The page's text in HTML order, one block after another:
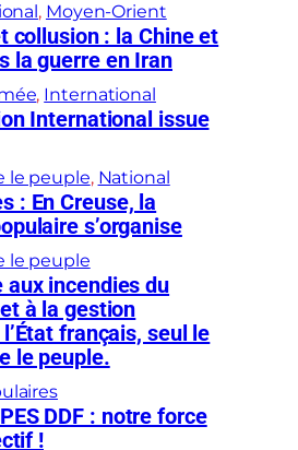
, Moyen-Orient
collusion : la Chine et
la guerre en Iran
, International
International issue
le peuple, National
: En Creuse, la
s’organise
le peuple
aux incendies du
à la gestion
français, seul le
le peuple.
DDF : notre force
!